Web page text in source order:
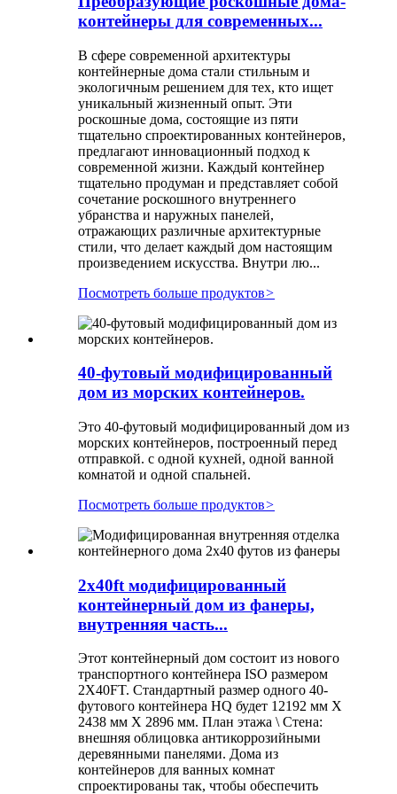
контейнеры для современных...
В сфере современной архитектуры
контейнерные дома стали стильным и
экологичным решением для тех, кто ищет
уникальный жизненный опыт. Эти
роскошные дома, состоящие из пяти
тщательно спроектированных контейнеров,
предлагают инновационный подход к
современной жизни. Каждый контейнер
тщательно продуман и представляет собой
сочетание роскошного внутреннего
убранства и наружных панелей,
отражающих различные архитектурные
стили, что делает каждый дом настоящим
произведением искусства. Внутри лю...
Посмотреть больше продуктов>
40-футовый модифицированный
дом из морских контейнеров.
Это 40-футовый модифицированный дом из
морских контейнеров, построенный перед
отправкой. с одной кухней, одной ванной
комнатой и одной спальней.
Посмотреть больше продуктов>
2x40ft модифицированный
контейнерный дом из фанеры,
внутренняя часть...
Этот контейнерный дом состоит из нового
транспортного контейнера ISO размером
2X40FT. Стандартный размер одного 40-
футового контейнера HQ будет 12192 мм X
2438 мм X 2896 мм. План этажа \ Стена:
внешняя облицовка антикоррозийными
деревянными панелями. Дома из
контейнеров для ванных комнат
спроектированы так, чтобы обеспечить